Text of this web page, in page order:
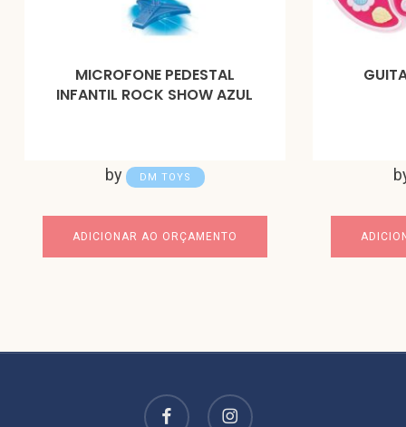
MICROFONE PEDESTAL
INFANTIL ROCK SHOW AZUL
by DM TOYS
ADICIONAR AO ORÇAMENTO
facebook instagram